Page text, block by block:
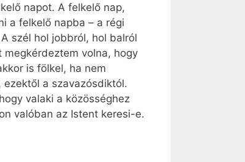
napot. A felkelő nap,
a felkelő napba – a régi
szél hol jobbról, hol balról
volna, hogy
is fölkel, ha nem
a szavazósdiktól.
valaki a közösséghez
valóban az Istent keresi-e.